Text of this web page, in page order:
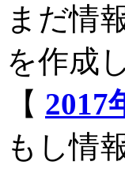
まだ情
を作成
【 2017
もし情